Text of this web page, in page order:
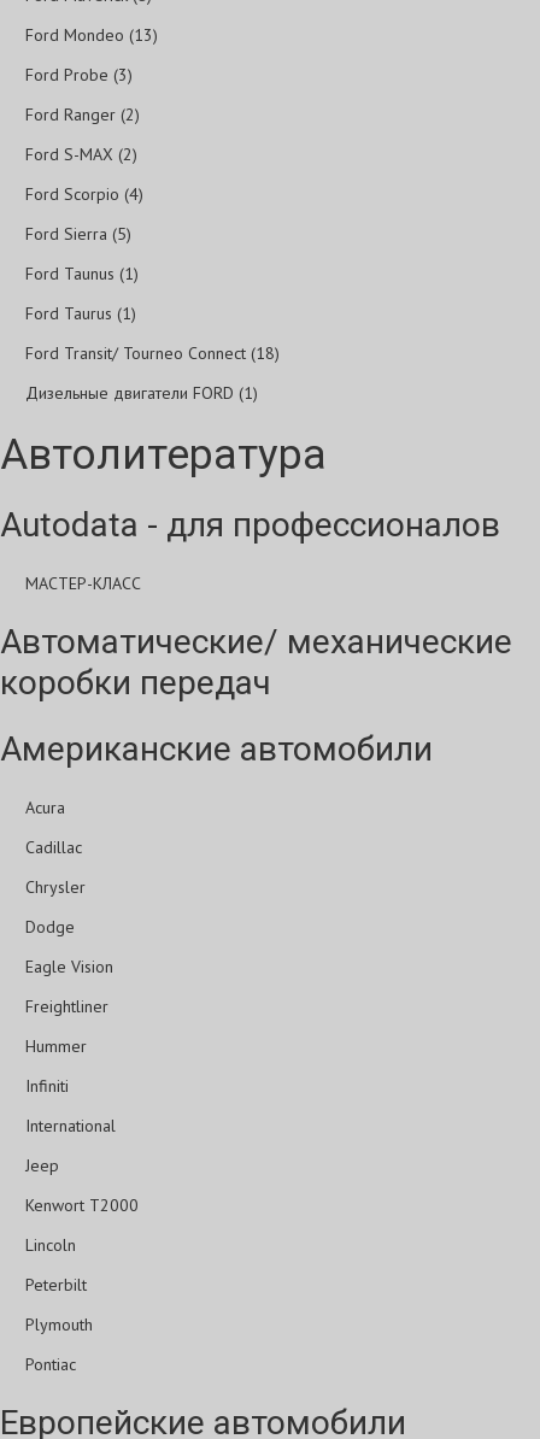
Ford Mondeo (13)
Ford Probe (3)
Ford Ranger (2)
Ford S-MAX (2)
Ford Scorpio (4)
Ford Sierra (5)
Ford Taunus (1)
Ford Taurus (1)
Ford Transit/ Tourneo Connect (18)
Дизельные двигатели FORD (1)
Автолитература
Autodata - для профессионалов
МАСТЕР-КЛАСС
Автоматические/ механические
коробки передач
Американские автомобили
Acura
Cadillac
Chrysler
Dodge
Eagle Vision
Freightliner
Hummer
Infiniti
International
Jeep
Kenwort T2000
Lincoln
Peterbilt
Plymouth
Pontiac
Европейские автомобили